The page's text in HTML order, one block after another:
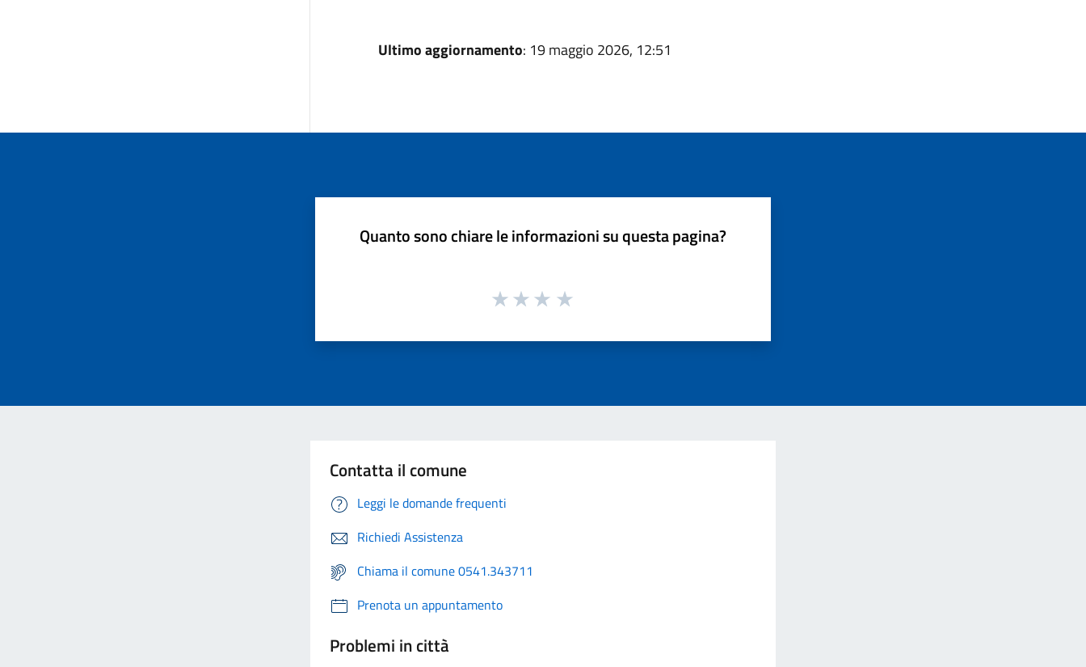
Ultimo aggiornamento: 19 maggio 2026, 12:51
Quanto sono chiare le informazioni su questa pagina?
Contatta il comune
Leggi le domande frequenti
Richiedi Assistenza
Chiama il comune 0541.343711
Prenota un appuntamento
Problemi in città